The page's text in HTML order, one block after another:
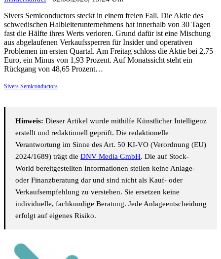
Sivers Semiconductors steckt in einem freien Fall. Die Aktie des
schwedischen Halbleiterunternehmens hat innerhalb von 30 Tagen
fast die Hälfte ihres Werts verloren. Grund dafür ist eine Mischung
aus abgelaufenen Verkaufssperren für Insider und operativen
Problemen im ersten Quartal. Am Freitag schloss die Aktie bei 2,75
Euro, ein Minus von 1,93 Prozent. Auf Monatssicht steht ein
Rückgang von 48,65 Prozent…
Sivers Semiconductors
Hinweis: Dieser Artikel wurde mithilfe Künstlicher Intelligenz
erstellt und redaktionell geprüft. Die redaktionelle
Verantwortung im Sinne des Art. 50 KI-VO (Verordnung (EU)
2024/1689) trägt die DNV Media GmbH. Die auf Stock-
World bereitgestellten Informationen stellen keine Anlage-
oder Finanzberatung dar und sind nicht als Kauf- oder
Verkaufsempfehlung zu verstehen. Sie ersetzen keine
individuelle, fachkundige Beratung. Jede Anlageentscheidung
erfolgt auf eigenes Risiko.